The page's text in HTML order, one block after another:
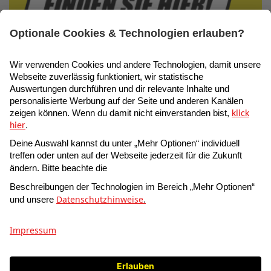
Suche
- toom Baumarkt GmbH • Humboldtstr. 140 - 144 •